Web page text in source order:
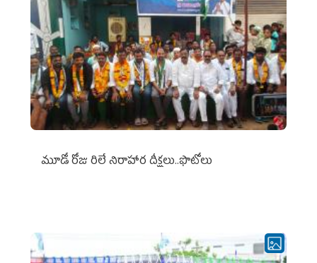
మూడో రోజు రిలే నిరాహార దీక్షలు..ఫొటోలు